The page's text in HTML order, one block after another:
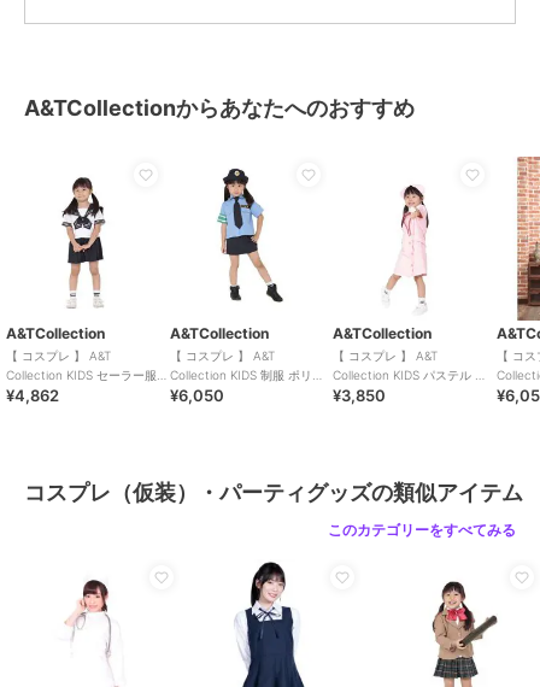
A&TCollectionからあなたへのおすすめ
A&TCollection
【 コスプレ 】 A&T
Collection KIDS セーラー服
制服 ホワイト キッズ
¥4,862
A&TCollection
【 コスプレ 】 A&T
Collection KIDS 制服 ポリス
ライトブルー キッズ
¥6,050
A&TCollection
【 コスプレ 】 A&T
Collection KIDS パステル ナ
ース 制服 ピンク キッズ
¥3,850
【 コ
ホワイ
コスプレ（仮装）・パーティグッズの類似アイテム
このカテゴリーをすべてみる